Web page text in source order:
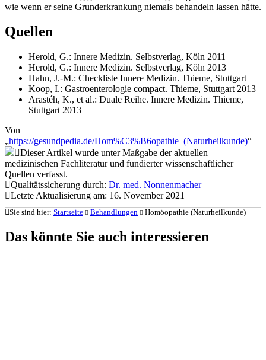
wie wenn er seine Grunderkrankung niemals behandeln lassen hätte.
Quellen
Herold, G.: Innere Medizin. Selbstverlag, Köln 2011
Herold, G.: Innere Medizin. Selbstverlag, Köln 2013
Hahn, J.-M.: Checkliste Innere Medizin. Thieme, Stuttgart
Koop, I.: Gastroenterologie compact. Thieme, Stuttgart 2013
Arastéh, K., et al.: Duale Reihe. Innere Medizin. Thieme,
Stuttgart 2013
Von
„https://gesundpedia.de/Hom%C3%B6opathie_(Naturheilkunde)“
Dieser Artikel wurde unter Maßgabe der aktuellen
medizinischen Fachliteratur und fundierter wissenschaftlicher
Quellen verfasst.
Qualitätssicherung durch: Dr. med. Nonnenmacher
Letzte Aktualisierung am: 16. November 2021
Sie sind hier: Startseite Behandlungen Homöopathie (Naturheilkunde)
Das könnte Sie auch interessieren